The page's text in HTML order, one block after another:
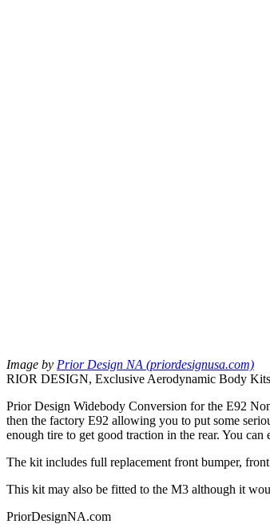
Image by Prior Design NA (priordesignusa.com)
RIOR DESIGN, Exclusive Aerodynamic Body
Prior Design Widebody Conversion for the E92
then the factory E92 allowing you to put some
enough tire to get good traction in the rear. You
The kit includes full replacement front bumper,
This kit may also be fitted to the M3 although it
PriorDesignNA.com